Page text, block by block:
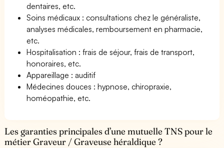
dentaires, etc.
Soins médicaux : consultations chez le généraliste,
analyses médicales, remboursement en pharmacie,
etc.
Hospitalisation : frais de séjour, frais de transport,
honoraires, etc.
Appareillage : auditif
Médecines douces : hypnose, chiropraxie,
homéopathie, etc.
Les garanties principales d’une mutuelle TNS pour le
métier Graveur / Graveuse héraldique ?